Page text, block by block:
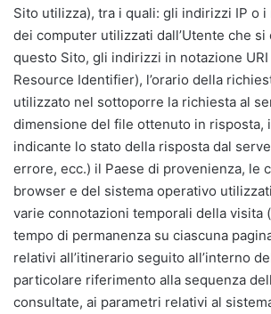
Sito utilizza), tra i quali: gli indirizzi IP o i
dei computer utilizzati dall’Utente che si
questo Sito, gli indirizzi in notazione
Resource Identifier), l’orario della
utilizzato nel sottoporre la richiesta al
dimensione del file ottenuto in risposta,
indicante lo stato della risposta dal
errore, ecc.) il Paese di provenienza, le
browser e del sistema operativo
varie connotazioni temporali della visita
tempo di permanenza su ciascuna
relativi all’itinerario seguito all’interno
particolare riferimento alla sequenza
consultate, ai parametri relativi al